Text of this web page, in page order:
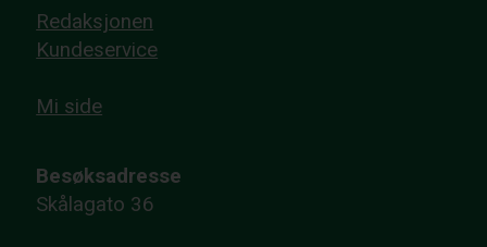
Redaksjonen
Kundeservice
Mi side
Besøksadresse
Skålagato 36